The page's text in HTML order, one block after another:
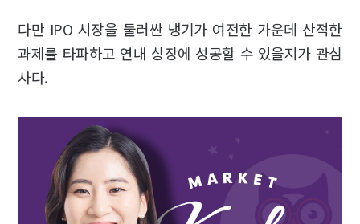
다만 IPO 시장을 둘러싼 냉기가 여전한 가운데 산적한
과제를 타파하고 연내 상장에 성공할 수 있을지가 관심
사다.